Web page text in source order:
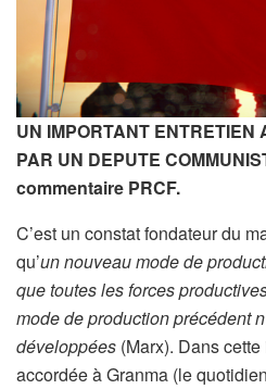
UN IMPORTANT ENTRETIEN
PAR UN DEPUTE
commentaire PRCF.
C’est un constat fondateur du
qu’un nouveau mode de
que toutes les forces
mode de production précédent
développées (Marx). Dans
accordée à Granma (le